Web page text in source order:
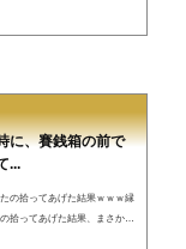
に、賽銭箱の前で
...
の拾ってあげた結果ｗｗｗ縁
拾ってあげた結果、まさかの